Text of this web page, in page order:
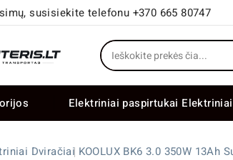
susisiekite telefonu +370 665 80747
Elektriniai paspirtukai
Dviračiai KOOLUX BK6 3.0 350W